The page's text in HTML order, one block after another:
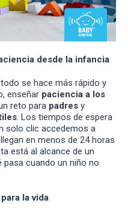
desde la infancia
se hace más rápido y
enseñar paciencia a los
reto para padres y
. Los tiempos de espera
solo clic accedemos a
en menos de 24 horas
está al alcance de un
cuando un niño no
la vida